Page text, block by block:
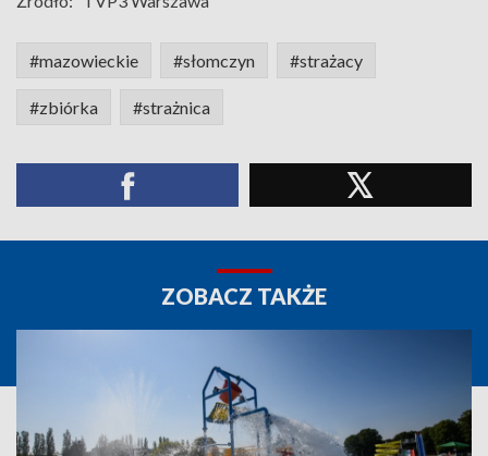
#mazowieckie #słomczyn #strażacy
#zbiórka #strażnica
ZOBACZ TAKŻE